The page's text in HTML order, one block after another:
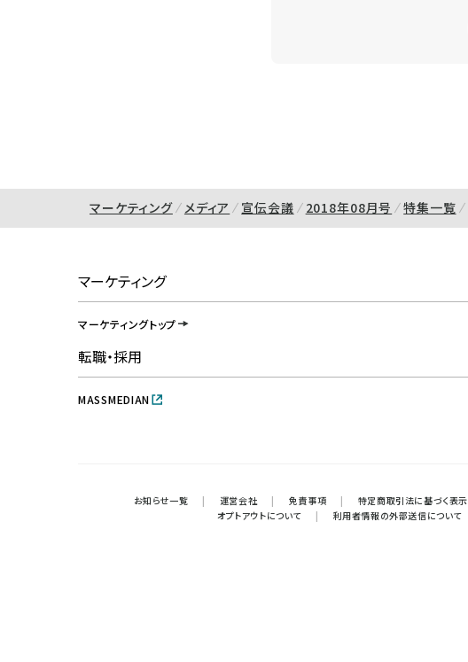
マーケティング メディア 宣伝会議 2018年08月号 特集一覧
マーケティング
マーケティングトップ
転職・採用
MASSMEDIAN
お知らせ一覧 | 運営会社 | 免責事項 | 特定商取引法に基づく表示
オプトアウトについて
| 利用者情報の外部送信について